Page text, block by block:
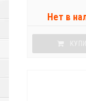
Нет в